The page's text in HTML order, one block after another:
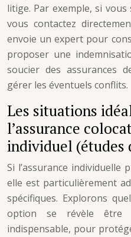
litige. Par exemple, si
vous contactez
envoie un expert pour
proposer une
soucier des assurances
gérer les éventuels conflits.
Les situations
l’assurance
individuel (études
Si l’assurance individuelle
elle est particulièrement
spécifiques. Explorons
option se révèle être
indispensable, pour